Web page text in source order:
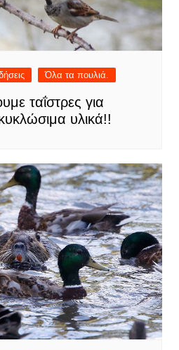
Όλα τα πουλιά.
ταΐστρες για
υλικά!!